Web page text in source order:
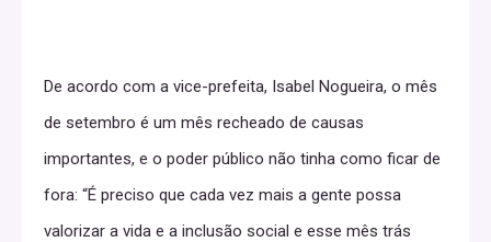
De acordo com a vice-prefeita, Isabel Nogueira, o mês
de setembro é um mês recheado de causas
importantes, e o poder público não tinha como ficar de
fora: “É preciso que cada vez mais a gente possa
valorizar a vida e a inclusão social e esse mês trás